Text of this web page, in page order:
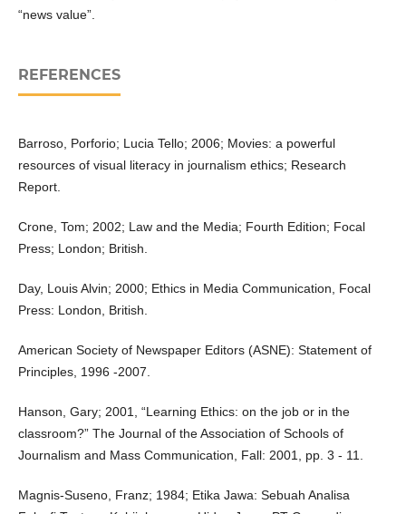
“news value”.
REFERENCES
Barroso, Porforio; Lucia Tello; 2006; Movies: a powerful
resources of visual literacy in journalism ethics; Research
Report.
Crone, Tom; 2002; Law and the Media; Fourth Edition; Focal
Press; London; British.
Day, Louis Alvin; 2000; Ethics in Media Communication, Focal
Press: London, British.
American Society of Newspaper Editors (ASNE): Statement of
Principles, 1996 -2007.
Hanson, Gary; 2001, “Learning Ethics: on the job or in the
classroom?” The Journal of the Association of Schools of
Journalism and Mass Communication, Fall: 2001, pp. 3 - 11.
Magnis-Suseno, Franz; 1984; Etika Jawa: Sebuah Analisa